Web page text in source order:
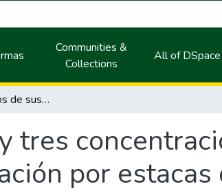
Communities &
Collections
All of DSpace
Efecto de dos tipos de sustrato y tres concentraciones de ácido indolbutírico en la propagación por estacas de cultivo de cacao.
tres
por